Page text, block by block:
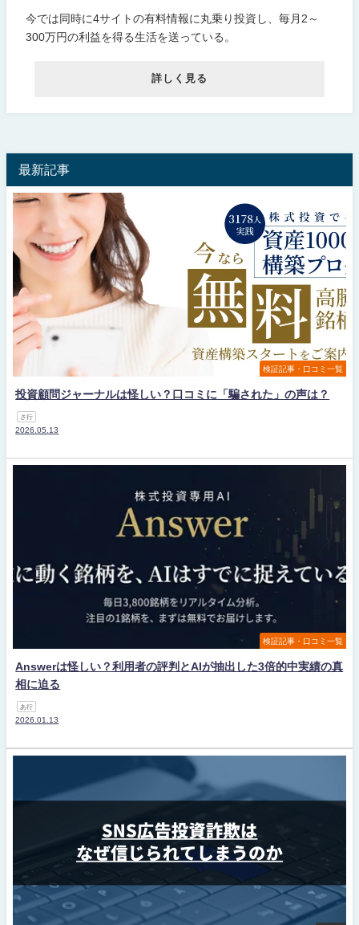
今では同時に4サイトの有料情報に丸乗り投資し、毎月2～
300万円の利益を得る生活を送っている。
詳しく見る
最新記事
検証記事・口コミ一覧
投資顧問ジャーナルは怪しい？口コミに「騙された」の声は？
さ行
2026.05.13
検証記事・口コミ一覧
Answerは怪しい？利用者の評判とAIが抽出した3倍的中実績の真
相に迫る
あ行
2026.01.13